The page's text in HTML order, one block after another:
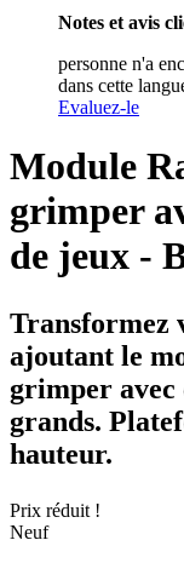
Notes et avis
personne n'a
dans cette
Evaluez-le
Module
grimper
de jeux -
Transformez
ajoutant le
grimper avec
grands.
hauteur.
Prix réduit !
Neuf